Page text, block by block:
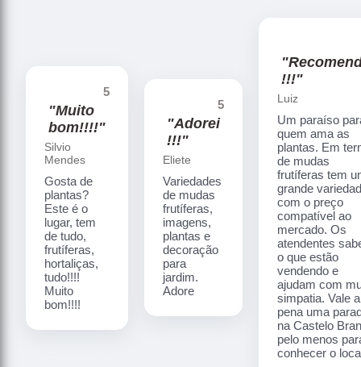
5
"Muito
bom!!!!"
Silvio
Mendes
Gosta de
plantas?
Este é o
lugar, tem
de tudo,
frutíferas,
hortaliças,
tudo!!!!
Muito
bom!!!!
5
"Adorei
!!!"
Eliete
Variedades
de mudas
frutíferas,
imagens,
plantas e
decoração
para
jardim.
Adore
!!!"
Luiz
Um paraíso
quem ama as
plantas. Em
de mudas
frutíferas tem
grande
com o preço
compatível ao
mercado. Os
atendentes
o que estão
vendendo e
ajudam com
simpatia. Vale a
pena uma
na Castelo
pelo menos
conhecer o